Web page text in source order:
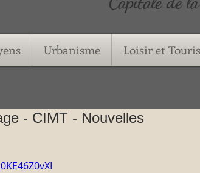
Urbanisme Loisir et
- CIMT - Nouvelles